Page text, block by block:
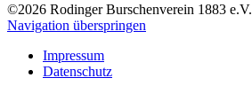
©2026 Rodinger Burschenverein 1883 e.V.
Navigation überspringen
Impressum
Datenschutz